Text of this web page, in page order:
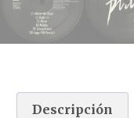
Descripción